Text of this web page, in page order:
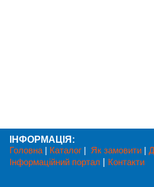
ІНФОРМАЦІЯ:
Головна | Каталог | Як замовити |
Інформаційний портал
Контакти